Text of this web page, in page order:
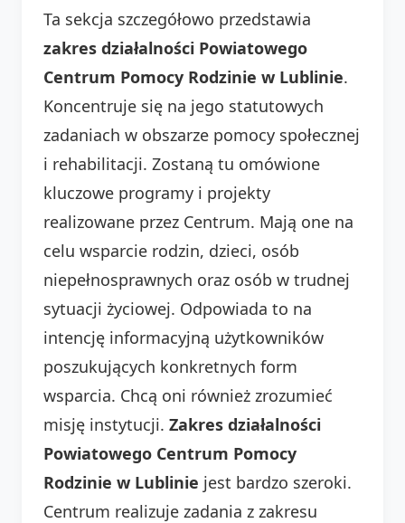
Ta sekcja szczegółowo przedstawia
zakres działalności Powiatowego
Centrum Pomocy Rodzinie w Lublinie.
Koncentruje się na jego statutowych
zadaniach w obszarze pomocy społecznej
i rehabilitacji. Zostaną tu omówione
kluczowe programy i projekty
realizowane przez Centrum. Mają one na
celu wsparcie rodzin, dzieci, osób
niepełnosprawnych oraz osób w trudnej
sytuacji życiowej. Odpowiada to na
intencję informacyjną użytkowników
poszukujących konkretnych form
wsparcia. Chcą oni również zrozumieć
misję instytucji. Zakres działalności
Powiatowego Centrum Pomocy
Rodzinie w Lublinie jest bardzo szeroki.
Centrum realizuje zadania z zakresu